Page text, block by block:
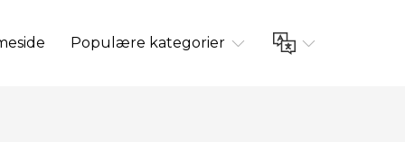
Populære kategorier